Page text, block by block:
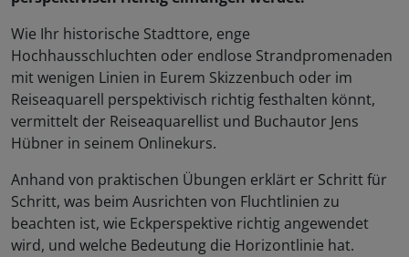
Wie Ihr historische Stadttore, enge
Hochhausschluchten oder endlose Strandpromenaden
mit wenigen Linien in Eurem Skizzenbuch oder im
Reiseaquarell perspektivisch richtig festhalten könnt,
vermittelt der Reiseaquarellist und Buchautor Jens
Hübner in seinem Onlinekurs.
Anhand von praktischen Übungen erklärt er Schritt für
Schritt, was beim Ausrichten von Fluchtlinien zu
beachten ist, wie Eckperspektive richtig angewendet
wird, und welche Bedeutung die Horizontlinie hat.